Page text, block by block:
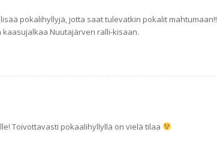
pokalihyllyjä, jotta saat tulevatkin pokalit mahtumaan!!
kaasujalkaa Nuutajärven ralli-kisaan.
Toivottavasti pokaalihyllyllä on vielä tilaa